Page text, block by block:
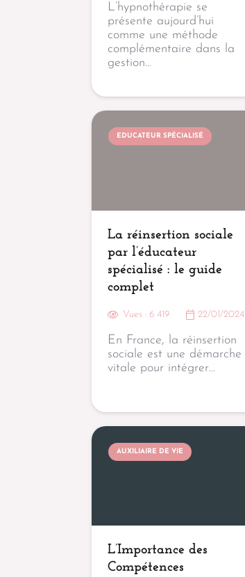
L’hypnothérapie se
présente aujourd’hui
comme une méthode
complémentaire dans la
gestion…
EDUCATEUR SPÉCIALISÉ
La réinsertion sociale
par l’éducateur
spécialisé : le guide
complet
Vues : 6 419 22/01/2024
En France, la réinsertion
sociale est une démarche
vitale pour intégrer…
AUXILIAIRE DE VIE
L’Importance des
Compétences